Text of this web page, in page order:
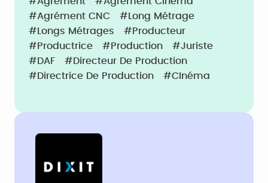
#Agrément CNC
#Long Métrage
#Longs Métrages
#Producteur
#Productrice
#Production
#Juriste
#DAF
#Directeur De Production
#Directrice De Production
#CInéma